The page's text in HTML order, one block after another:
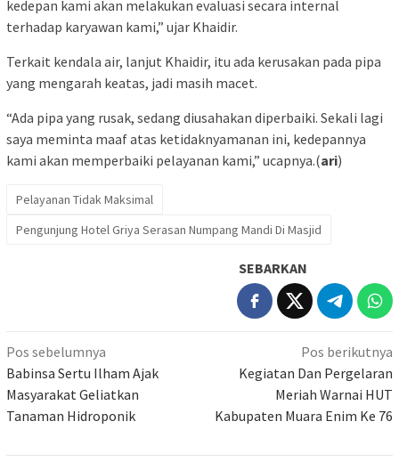
kedepan kami akan melakukan evaluasi secara internal
terhadap karyawan kami,” ujar Khaidir.
Terkait kendala air, lanjut Khaidir, itu ada kerusakan pada pipa
yang mengarah keatas, jadi masih macet.
“Ada pipa yang rusak, sedang diusahakan diperbaiki. Sekali lagi
saya meminta maaf atas ketidaknyamanan ini, kedepannya
kami akan memperbaiki pelayanan kami,” ucapnya.(ari)
Pelayanan Tidak Maksimal
Pengunjung Hotel Griya Serasan Numpang Mandi Di Masjid
SEBARKAN
Navigasi
pos
Pos sebelumnya
Babinsa Sertu Ilham Ajak
Masyarakat Geliatkan
Tanaman Hidroponik
Pos berikutnya
Kegiatan Dan Pergelaran
Meriah Warnai HUT
Kabupaten Muara Enim Ke 76